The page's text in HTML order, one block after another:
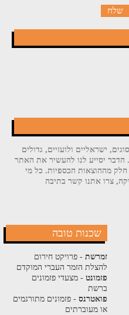
ישראליים ולועזיים, גדולים
הדבר יסייע לנו להעשיר את האתר
חלק מההוצאות הכספיות. כל מי
צרו אתנו קשר בתיבה
שכנות טובה
זמרשת- פרויקט חירום
להצלת הזמר העברי המוקדם
פזמונט- מצעדי פזמונים
ברשת
פואטרנס- פזמונים מתורגמים
או מעוברתים